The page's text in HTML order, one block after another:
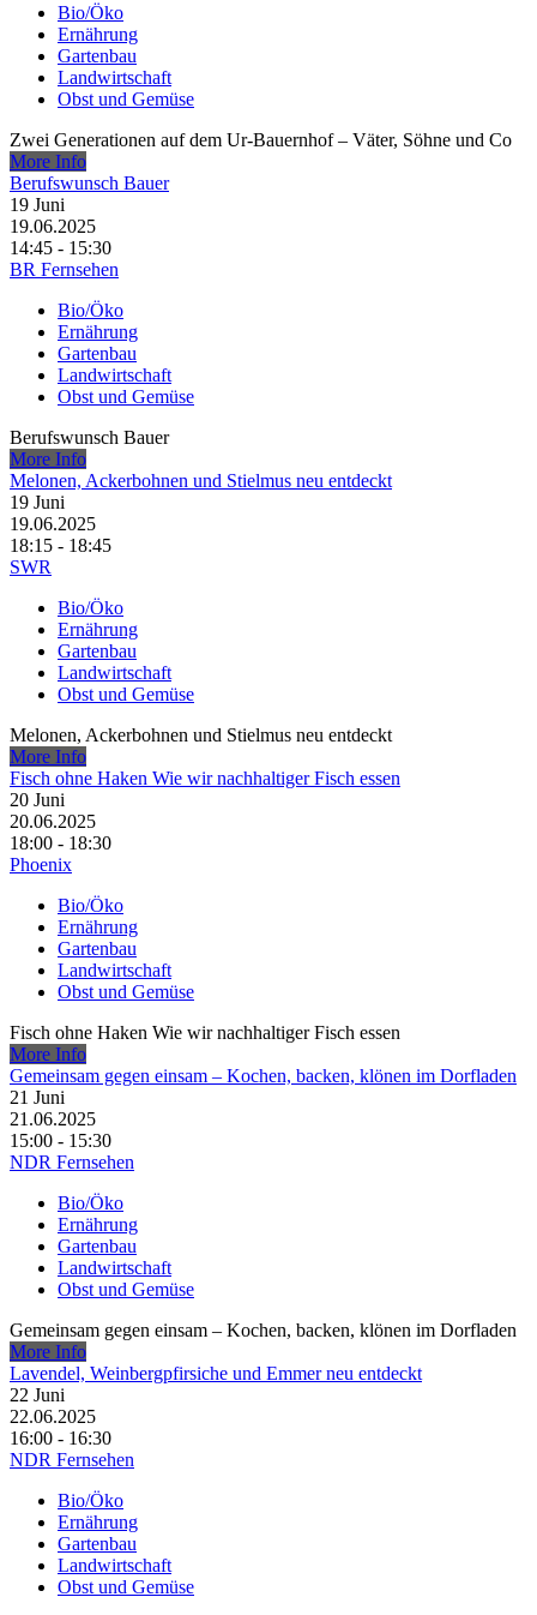
Bio/Öko
Ernährung
Gartenbau
Landwirtschaft
Obst und Gemüse
Zwei Generationen auf dem Ur-Bauernhof – Väter, Söhne und Co
More Info
Berufswunsch Bauer
19 Juni
19.06.2025
14:45 - 15:30
BR Fernsehen
Bio/Öko
Ernährung
Gartenbau
Landwirtschaft
Obst und Gemüse
Berufswunsch Bauer
More Info
Melonen, Ackerbohnen und Stielmus neu entdeckt
19 Juni
19.06.2025
18:15 - 18:45
SWR
Bio/Öko
Ernährung
Gartenbau
Landwirtschaft
Obst und Gemüse
Melonen, Ackerbohnen und Stielmus neu entdeckt
More Info
Fisch ohne Haken Wie wir nachhaltiger Fisch essen
20 Juni
20.06.2025
18:00 - 18:30
Phoenix
Bio/Öko
Ernährung
Gartenbau
Landwirtschaft
Obst und Gemüse
Fisch ohne Haken Wie wir nachhaltiger Fisch essen
More Info
Gemeinsam gegen einsam – Kochen, backen, klönen im Dorfladen
21 Juni
21.06.2025
15:00 - 15:30
NDR Fernsehen
Bio/Öko
Ernährung
Gartenbau
Landwirtschaft
Obst und Gemüse
Gemeinsam gegen einsam – Kochen, backen, klönen im Dorfladen
More Info
Lavendel, Weinbergpfirsiche und Emmer neu entdeckt
22 Juni
22.06.2025
16:00 - 16:30
NDR Fernsehen
Bio/Öko
Ernährung
Gartenbau
Landwirtschaft
Obst und Gemüse